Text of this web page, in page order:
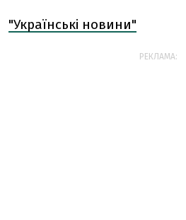
"Українські новини"
РЕКЛАМА: